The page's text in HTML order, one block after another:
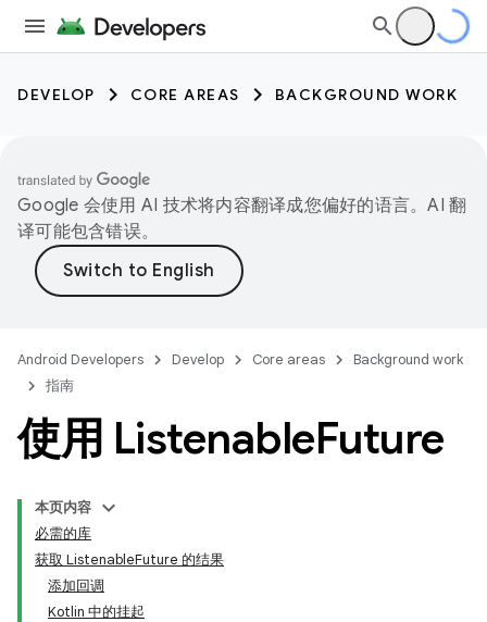
DEVELOP CORE AREAS BACKGROUND WORK
Google 会使用 AI 技术将内容翻译成您偏好的语言。AI 翻
译可能包含错误。
Android Developers Develop Core areas
Background work
指南
使用 ListenableFuture
本页内容
必需的库
获取 ListenableFuture 的结果
添加回调
Kotlin 中的挂起